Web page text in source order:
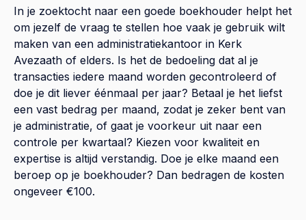
In je zoektocht naar een goede boekhouder helpt het
om jezelf de vraag te stellen hoe vaak je gebruik wilt
maken van een administratiekantoor in Kerk
Avezaath of elders. Is het de bedoeling dat al je
transacties iedere maand worden gecontroleerd of
doe je dit liever éénmaal per jaar? Betaal je het liefst
een vast bedrag per maand, zodat je zeker bent van
je administratie, of gaat je voorkeur uit naar een
controle per kwartaal? Kiezen voor kwaliteit en
expertise is altijd verstandig. Doe je elke maand een
beroep op je boekhouder? Dan bedragen de kosten
ongeveer €100.